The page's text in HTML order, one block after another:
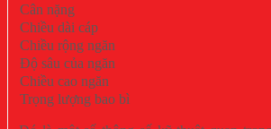
Cân nặng
Chiều dài cáp
Chiều rộng ngăn
Độ sâu của ngăn
Chiều cao ngăn
Trọng lượng bao bì